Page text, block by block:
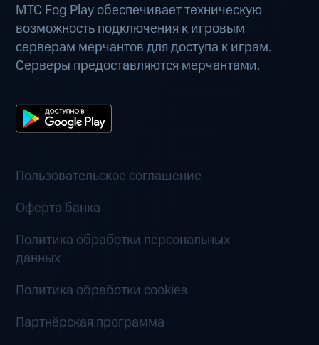
МТС Fog Play обеспечивает техническую
возможность подключения к игровым
серверам мерчантов для доступа к играм.
Серверы предоставляются мерчантами.
Пользовательское соглашение
Оферта банка
Политика обработки персональных
данных
Политика обработки cookies
Партнёрская программа